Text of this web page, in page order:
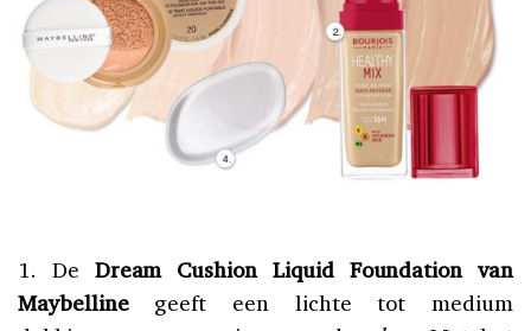
1. De Dream Cushion Liquid Foundation van
Maybellinegeeft een lichte tot medium